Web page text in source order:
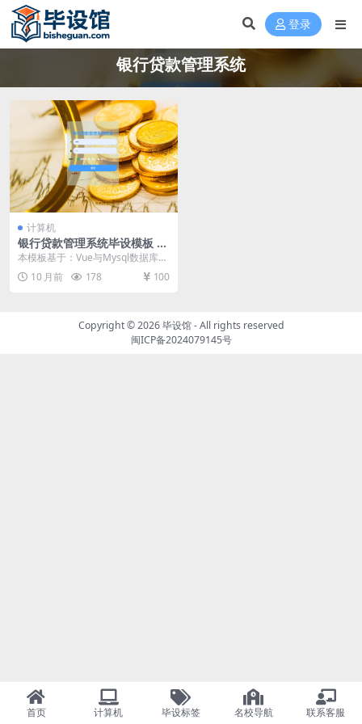
登录
银行贷款管理系统
计算机
银行贷款管理系统毕设模板 毕
业设计模板及毕业论文与任务
本模板基于：Vue与Mysql数据库开
发 系统界面实现 管理员登录 管理
员输入个...
10 月前 178 100
Copyright © 2026毕设馆- All rights reserved
闽ICP备2024079145号
首页 计算机 毕设标签 名校导航 联系客服